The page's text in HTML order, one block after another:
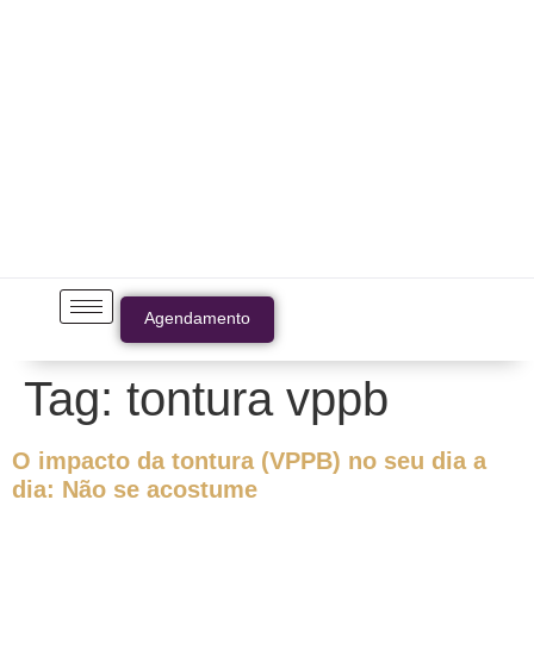
Agendamento
Tag: tontura vppb
O impacto da tontura (VPPB) no seu dia a
dia: Não se acostume